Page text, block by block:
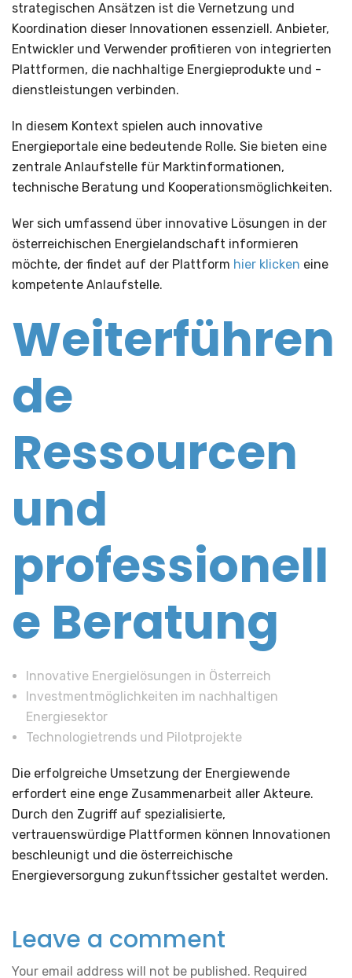
strategischen Ansätzen ist die Vernetzung und
Koordination dieser Innovationen essenziell. Anbieter,
Entwickler und Verwender profitieren von integrierten
Plattformen, die nachhaltige Energieprodukte und -
dienstleistungen verbinden.
In diesem Kontext spielen auch innovative
Energieportale eine bedeutende Rolle. Sie bieten eine
zentrale Anlaufstelle für Marktinformationen,
technische Beratung und Kooperationsmöglichkeiten.
Wer sich umfassend über innovative Lösungen in der
österreichischen Energielandschaft informieren
möchte, der findet auf der Plattform hier klicken eine
kompetente Anlaufstelle.
Weiterführen
de
Ressourcen
und
professionell
e Beratung
Innovative Energielösungen in Österreich
Investmentmöglichkeiten im nachhaltigen
Energiesektor
Technologietrends und Pilotprojekte
Die erfolgreiche Umsetzung der Energiewende
erfordert eine enge Zusammenarbeit aller Akteure.
Durch den Zugriff auf spezialisierte,
vertrauenswürdige Plattformen können Innovationen
beschleunigt und die österreichische
Energieversorgung zukunftssicher gestaltet werden.
Leave a comment
Your email address will not be published. Required